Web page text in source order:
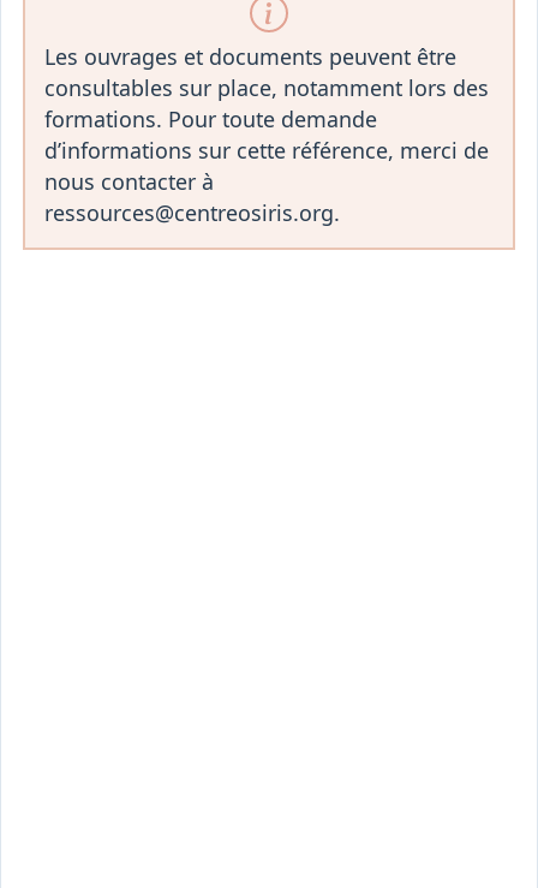
Les ouvrages et documents peuvent être
consultables sur place, notamment lors des
formations. Pour toute demande
d’informations sur cette référence, merci de
nous contacter à
ressources@centreosiris.org.